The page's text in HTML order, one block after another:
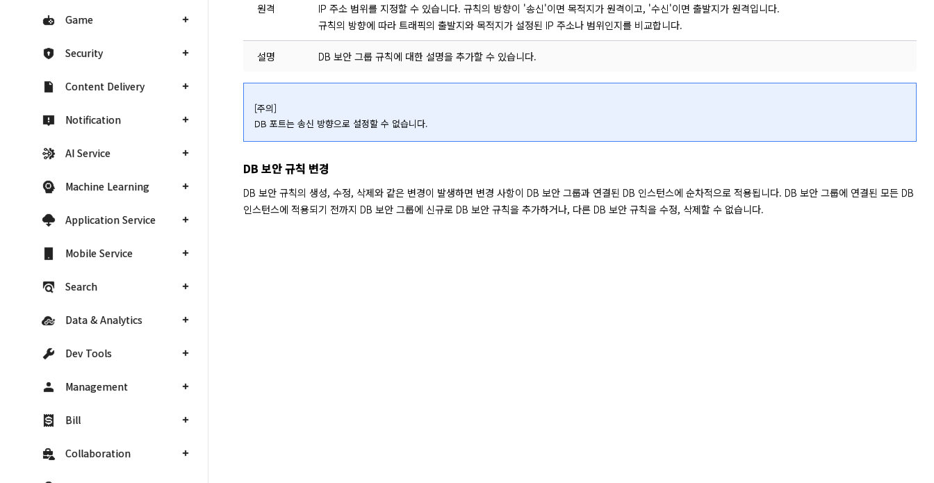
Game
Security
Content Delivery
Notification
AI Service
Machine Learning
Application Service
Mobile Service
Search
Data & Analytics
Dev Tools
Management
Bill
Collaboration
원격
IP 주소 범위를 지정할 수 있습니다. 규칙의 방향이 '송신'이면 목적지가 원격이고, '수신'이면 출발지가 원격입니다.
규칙의 방향에 따라 트래픽의 출발지와 목적지가 설정된 IP 주소나 범위인지를 비교합니다.
설명 DB 보안 그룹 규칙에 대한 설명을 추가할 수 있습니다.
[주의]
DB 포트는 송신 방향으로 설정할 수 없습니다.
DB 보안 규칙 변경
DB 보안 규칙의 생성, 수정, 삭제와 같은 변경이 발생하면 변경 사항이 DB 보안 그룹과 연결된 DB 인스턴스에 순차적으로 적용됩니다. DB 보안 그룹에 연결된 모든 DB
인스턴스에 적용되기 전까지 DB 보안 그룹에 신규로 DB 보안 규칙을 추가하거나, 다른 DB 보안 규칙을 수정, 삭제할 수 없습니다.